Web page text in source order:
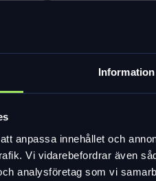
Information
anpassa innehållet och
Vi vidarebefordrar även
analysföretag som vi